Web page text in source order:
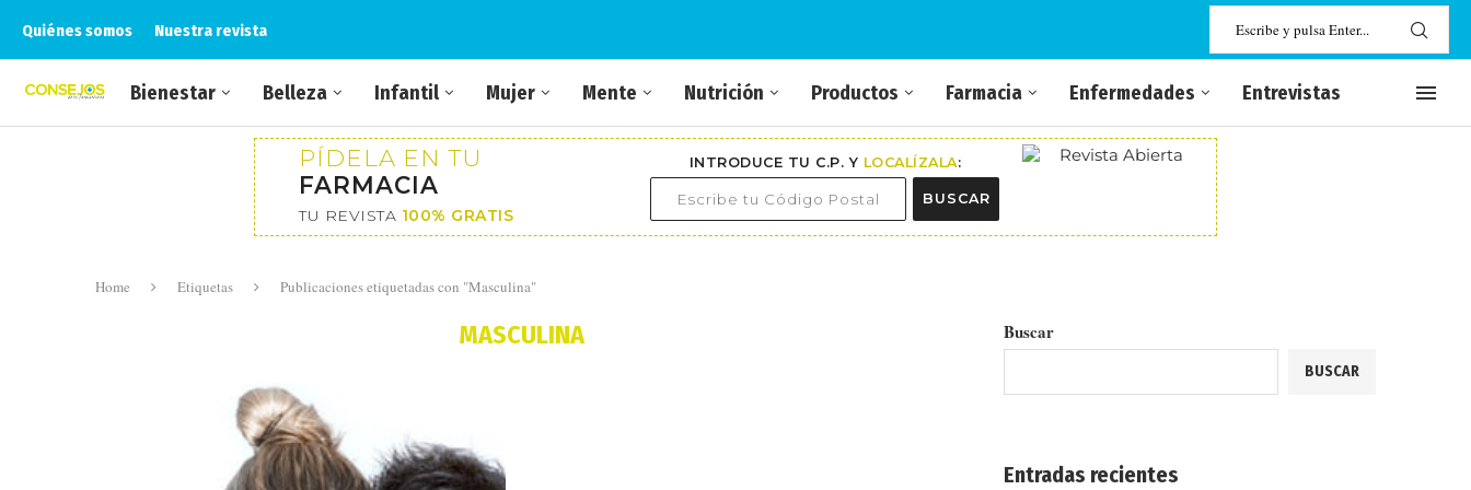
Quiénes somos Nuestra revista
Bienestar Belleza Infantil Mujer Mente Nutrición Productos Farmacia Enfermedades Entrevistas
PÍDELA EN TU
FARMACIA
TU REVISTA 100% GRATIS
INTRODUCE TU C.P. Y LOCALÍZALA:
BUSCAR
Home Etiquetas Publicaciones etiquetadas con "Masculina"
MASCULINA Buscar
BUSCAR
Entradas recientes